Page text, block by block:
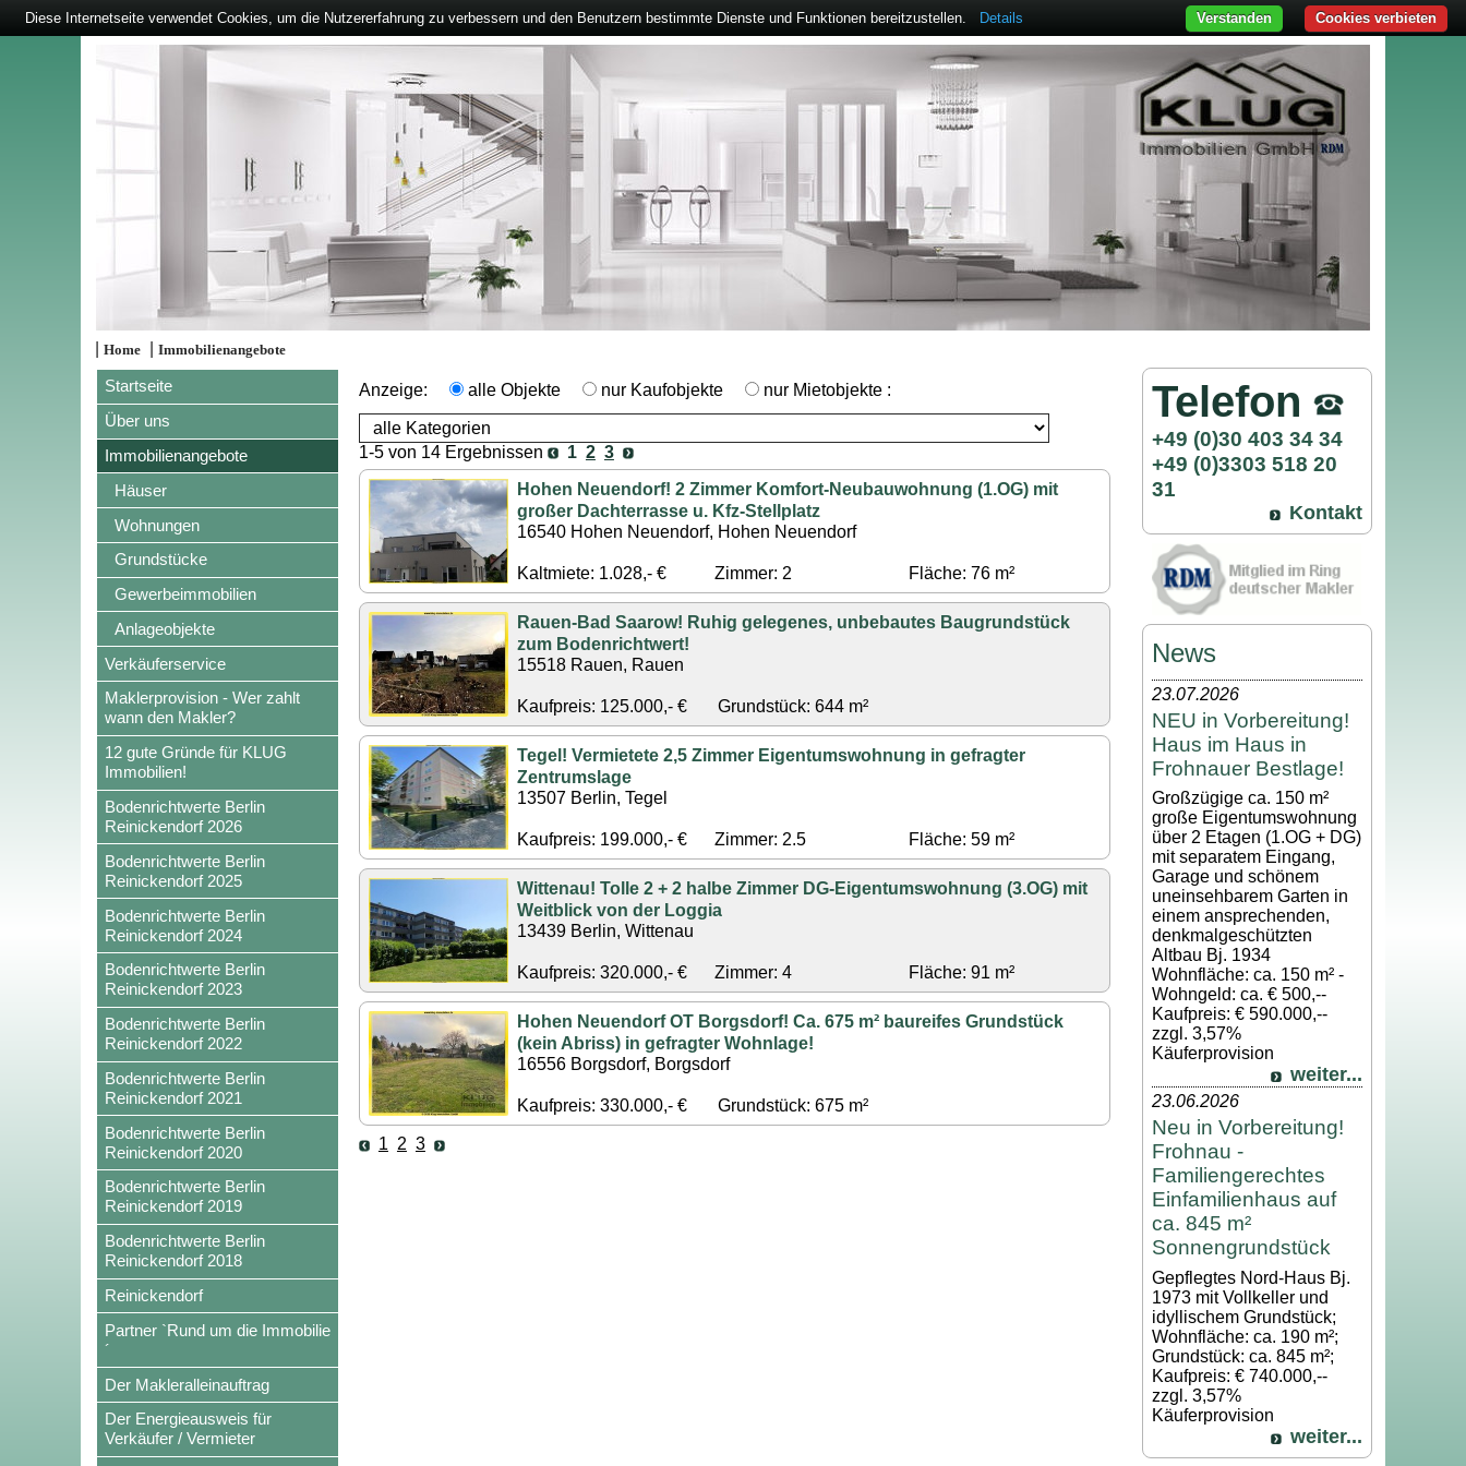
|Home |Immobilienangebote
Startseite
Über uns
Immobilienangebote
Häuser
Wohnungen
Grundstücke
Gewerbeimmobilien
Anlageobjekte
Verkäuferservice
Maklerprovision - Wer zahlt
wann den Makler?
12 gute Gründe für KLUG
Immobilien!
Bodenrichtwerte Berlin
Reinickendorf 2026
Bodenrichtwerte Berlin
Reinickendorf 2025
Bodenrichtwerte Berlin
Reinickendorf 2024
Bodenrichtwerte Berlin
Reinickendorf 2023
Bodenrichtwerte Berlin
Reinickendorf 2022
Bodenrichtwerte Berlin
Reinickendorf 2021
Bodenrichtwerte Berlin
Reinickendorf 2020
Bodenrichtwerte Berlin
Reinickendorf 2019
Bodenrichtwerte Berlin
Reinickendorf 2018
Reinickendorf
Partner `Rund um die Immobilie
´
Der Makleralleinauftrag
Der Energieausweis für
Verkäufer / Vermieter
Anzeige: alle Objekte nur Kaufobjekte nur Mietobjekte :
1-5 von 14 Ergebnissen 1 2 3
Hohen Neuendorf! 2 Zimmer Komfort-Neubauwohnung (1.OG) mit
großer Dachterrasse u. Kfz-Stellplatz
16540 Hohen Neuendorf, Hohen Neuendorf
Kaltmiete: 1.028,- € Zimmer: 2 Fläche: 76 m²
Rauen-Bad Saarow! Ruhig gelegenes, unbebautes Baugrundstück
zum Bodenrichtwert!
15518 Rauen, Rauen
Kaufpreis: 125.000,- € Grundstück: 644 m²
Tegel! Vermietete 2,5 Zimmer Eigentumswohnung in gefragter
Zentrumslage
13507 Berlin, Tegel
Kaufpreis: 199.000,- € Zimmer: 2.5 Fläche: 59 m²
Wittenau! Tolle 2 + 2 halbe Zimmer DG-Eigentumswohnung (3.OG) mit
Weitblick von der Loggia
13439 Berlin, Wittenau
Kaufpreis: 320.000,- € Zimmer: 4 Fläche: 91 m²
Hohen Neuendorf OT Borgsdorf! Ca. 675 m² baureifes Grundstück
(kein Abriss) in gefragter Wohnlage!
16556 Borgsdorf, Borgsdorf
Kaufpreis: 330.000,- € Grundstück: 675 m²
1 2 3
Telefon
+49 (0)30 403 34 34
+49 (0)3303 518 20
31
Kontakt
News
23.07.2026
NEU in Vorbereitung!
Haus im Haus in
Frohnauer Bestlage!
Großzügige ca. 150 m²
große Eigentumswohnung
über 2 Etagen (1.OG + DG)
mit separatem Eingang,
Garage und schönem
uneinsehbarem Garten in
einem ansprechenden,
denkmalgeschützten
Altbau Bj. 1934
Wohnfläche: ca. 150 m² -
Wohngeld: ca. € 500,--
Kaufpreis: € 590.000,--
zzgl. 3,57%
Käuferprovision
weiter...
23.06.2026
Neu in Vorbereitung!
Frohnau -
Familiengerechtes
Einfamilienhaus auf
ca. 845 m²
Sonnengrundstück
Gepflegtes Nord-Haus Bj.
1973 mit Vollkeller und
idyllischem Grundstück;
Wohnfläche: ca. 190 m²;
Grundstück: ca. 845 m²;
Kaufpreis: € 740.000,--
zzgl. 3,57%
Käuferprovision
weiter...
Diese Internetseite verwendet Cookies, um die Nutzererfahrung zu verbessern und den Benutzern bestimmte Dienste und Funktionen bereitzustellen. Details Cookies verbieten
Verstanden